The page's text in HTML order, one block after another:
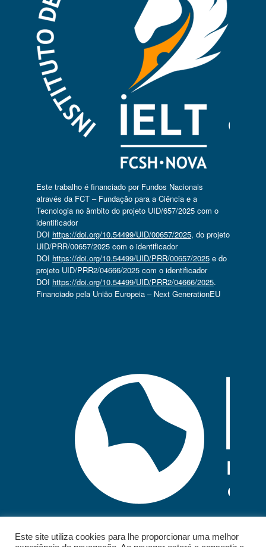
Este trabalho é financiado por Fundos Nacionais
através da FCT – Fundação para a Ciência e a
Tecnologia no âmbito do projeto UID/657/2025 com o
identificador
DOI https://doi.org/10.54499/UID/00657/2025, do projeto
UID/PRR/00657/2025 com o identificador
DOI https://doi.org/10.54499/UID/PRR/00657/2025e do
projeto UID/PRR2/04666/2025 com o identificador
DOI https://doi.org/10.54499/UID/PRR2/04666/2025.
Financiado pela União Europeia – Next GenerationEU
Este site utiliza cookies para lhe proporcionar uma melhor